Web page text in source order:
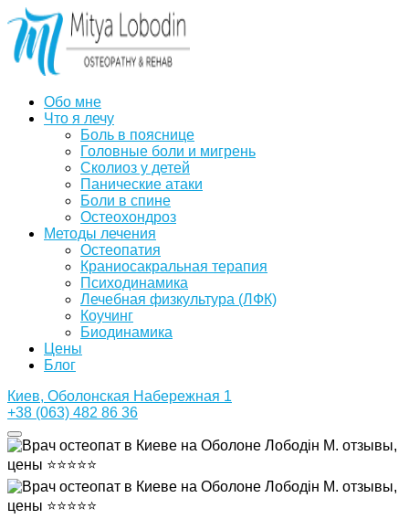
Обо мне
Что я лечу
Боль в пояснице
Головные боли и мигрень
Сколиоз у детей
Панические атаки
Боли в спине
Остеохондроз
Методы лечения
Остеопатия
Краниосакральная терапия
Психодинамика
Лечебная физкультура (ЛФК)
Коучинг
Биодинамика
Цены
Блог
Киев, Оболонская Набережная 1
+38 (063) 482 86 36